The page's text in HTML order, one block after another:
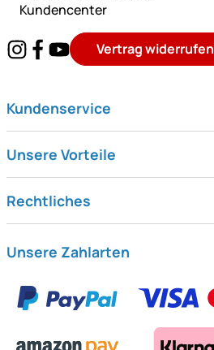
Kundencenter
Vertrag widerrufen
Kundenservice
Unsere Vorteile
Rechtliches
Unsere Zahlarten